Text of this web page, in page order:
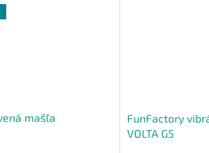
mašľa
FunFactory
VOLTA G5